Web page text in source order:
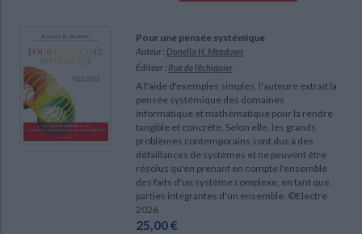
Pour une pensée systémique
Auteur : Donella H. Meadows
Éditeur : Rue de l'échiquier
A l'aide d'exemples simples, l'auteure extrait la
pensée systémique des domaines
informatique et mathématique pour la rendre
tangible et concrète. Selon elle, les grands
problèmes contemporains sont dus à des
défaillances de systèmes et ne peuvent être
résolus qu'en prenant en compte l'ensemble
des faits d'un système complexe, en tant que
parties intégrantes d'un ensemble. ©Electre
2026
25,00 €